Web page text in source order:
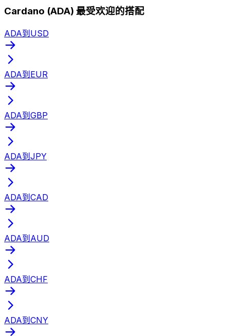
Cardano (ADA) 最受欢迎的搭配
ADA到USD
ADA到EUR
ADA到GBP
ADA到JPY
ADA到CAD
ADA到AUD
ADA到CHF
ADA到CNY